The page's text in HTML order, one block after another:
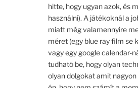
hitte, hogy ugyan azok, és
használni). A játékoknál a
miatt még valamennyire
méret (egy blue ray film se
vagy egy google calendar-
tudható be, hogy olyan
olyan dolgokat amit